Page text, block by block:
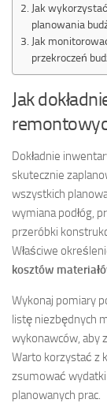
Jak
planowania
Jak
przekroczeń
Jak
Dokładnie
skutecznie
wszystkich
wymiana podłóg,
przeróbki
Właściwe
kosztów
Wykonaj pomiary
listę niezbędnych
wykonawców, aby
Warto korzystać z
zsumować
planowanych prac.